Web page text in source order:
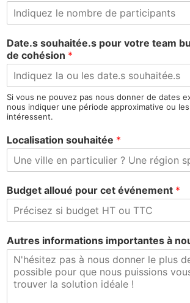
Date.s souhaitée.s pour votre team
de cohésion *
Si vous ne pouvez pas nous donner de dates
nous indiquer une période approximative ou
intéressent.
Localisation souhaitée *
Budget alloué pour cet événement *
Autres informations importantes à